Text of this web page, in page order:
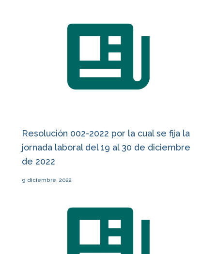
Resolución 002-2022 por la cual se fija la
jornada laboral del 19 al 30 de diciembre
de 2022
9 diciembre, 2022